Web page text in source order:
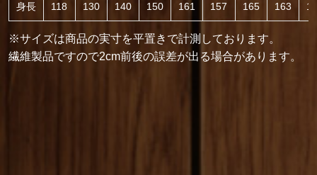
身長 118 130 140 150 161 157 165 163
※サイズは商品の実寸を平置きで計測しております。
繊維製品ですので2cm前後の誤差が出る場合があります。